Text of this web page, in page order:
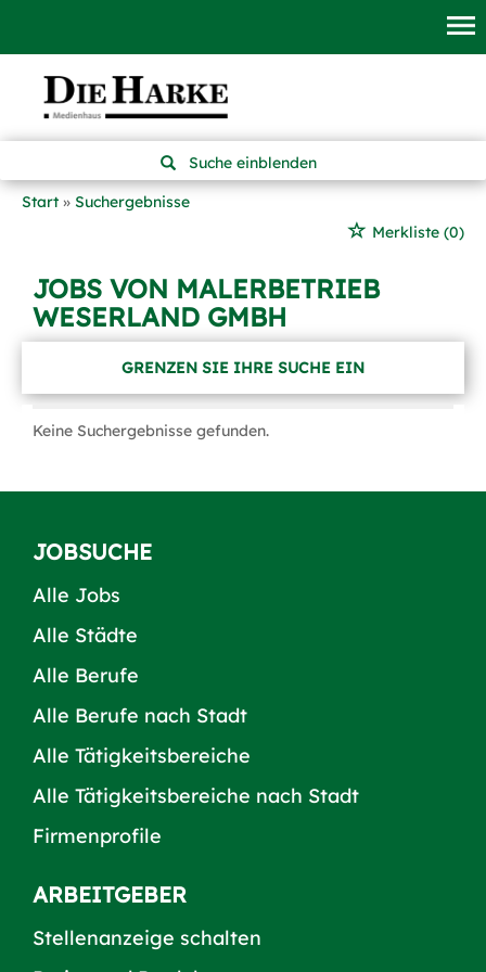
Suche einblenden
Start
Suchergebnisse
Merkliste (0)
JOBS VON MALERBETRIEB
WESERLAND GMBH
GRENZEN SIE IHRE SUCHE EIN
Keine Suchergebnisse gefunden.
JOBSUCHE
Alle Jobs
Alle Städte
Alle Berufe
Alle Berufe nach Stadt
Alle Tätigkeitsbereiche
Alle Tätigkeitsbereiche nach Stadt
Firmenprofile
ARBEITGEBER
Stellenanzeige schalten